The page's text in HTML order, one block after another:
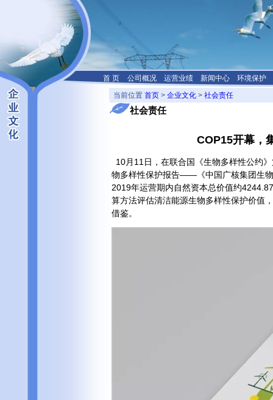
首 页 公司概况 运营业绩 新闻中心
环境保护
当前位置 首页 > 企业文化 > 社会责任
社会责任
COP15开幕，
10月11日，在联合国《生物多样性公约
物多样性保护报告——《中国广核集团生物
2019年运营期内自然资本总价值约
算方法评估清洁能源生物多样性保护价值
借鉴。